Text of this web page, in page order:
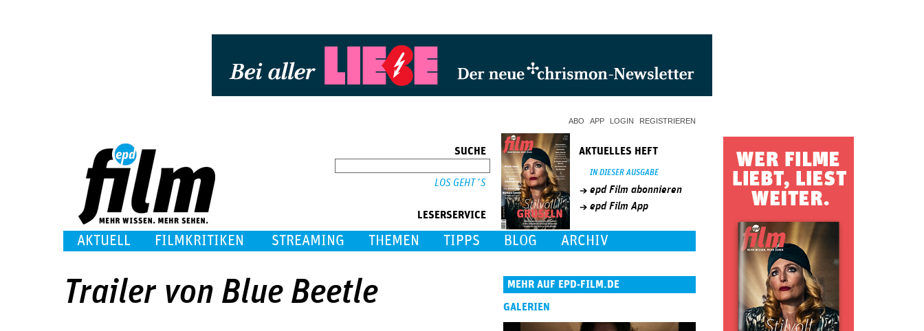
ABO APP LOGIN REGISTRIEREN
SUCHE
LESERSERVICE
AKTUELLES HEFT
IN DIESER AUSGABE
epd Film abonnieren
epd Film App
AKTUELL FILMKRITIKEN STREAMING THEMEN TIPPS BLOG ARCHIV
Trailer von Blue Beetle MEHR AUF EPD-FILM.DE
GALERIEN